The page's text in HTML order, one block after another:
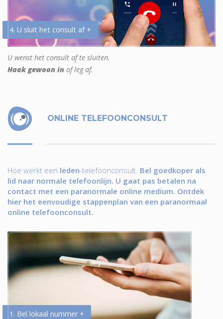
4. U sluit het consult af +
U wenst het consult af te sluiten.
Haak gewoon in of leg af.
ONLINE TELEFOONCONSULT
Hoe werkt een leden-telefoonconsult. Bel goedkoper als
lid naar normale telefoonlijn. U gaat pas betalen na
contact met een paranormale online medium. Ontdek
hier het eenvoudige stappenplan van een paranormaal
online telefoonconsult.
1. Bel lokaal nummer +